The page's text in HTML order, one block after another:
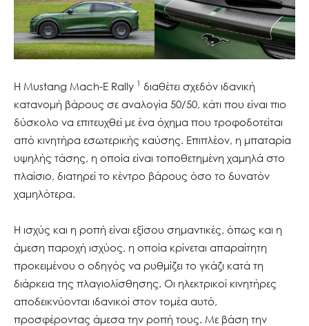
Η Mustang Mach-E Rally 1 διαθέτει σχεδόν ιδανική
κατανομή βάρους σε αναλογία 50/50, κάτι που είναι πιο
δύσκολο να επιτευχθεί με ένα όχημα που τροφοδοτείται
από κινητήρα εσωτερικής καύσης. Επιπλέον, η μπαταρία
υψηλής τάσης, η οποία είναι τοποθετημένη χαμηλά στο
πλαίσιο, διατηρεί το κέντρο βάρους όσο το δυνατόν
χαμηλότερα.
Η ισχύς και η ροπή είναι εξίσου σημαντικές, όπως και η
άμεση παροχή ισχύος, η οποία κρίνεται απαραίτητη
προκειμένου ο οδηγός να ρυθμίζει το γκάζι κατά τη
διάρκεια της πλαγιολίσθησης. Οι ηλεκτρικοί κινητήρες
αποδεικνύονται ιδανικοί στον τομέα αυτό,
προσφέροντας άμεσα την ροπή τους. Με βάση την